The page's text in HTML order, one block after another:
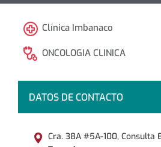
Clínica Imbanaco
ONCOLOGIA CLINICA
DATOS DE CONTACTO
Cra. 38A #5A-100, Consulta